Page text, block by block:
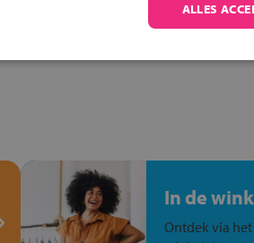
In de
Ontdek via
ALLES